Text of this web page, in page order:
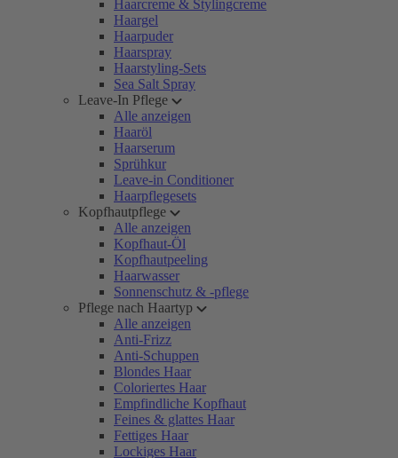
Haarcreme & Stylingcreme
Haargel
Haarpuder
Haarspray
Haarstyling-Sets
Sea Salt Spray
Leave-In Pflege
Alle anzeigen
Haaröl
Haarserum
Sprühkur
Leave-in Conditioner
Haarpflegesets
Kopfhautpflege
Alle anzeigen
Kopfhaut-Öl
Kopfhautpeeling
Haarwasser
Sonnenschutz & -pflege
Pflege nach Haartyp
Alle anzeigen
Anti-Frizz
Anti-Schuppen
Blondes Haar
Coloriertes Haar
Empfindliche Kopfhaut
Feines & glattes Haar
Fettiges Haar
Lockiges Haar